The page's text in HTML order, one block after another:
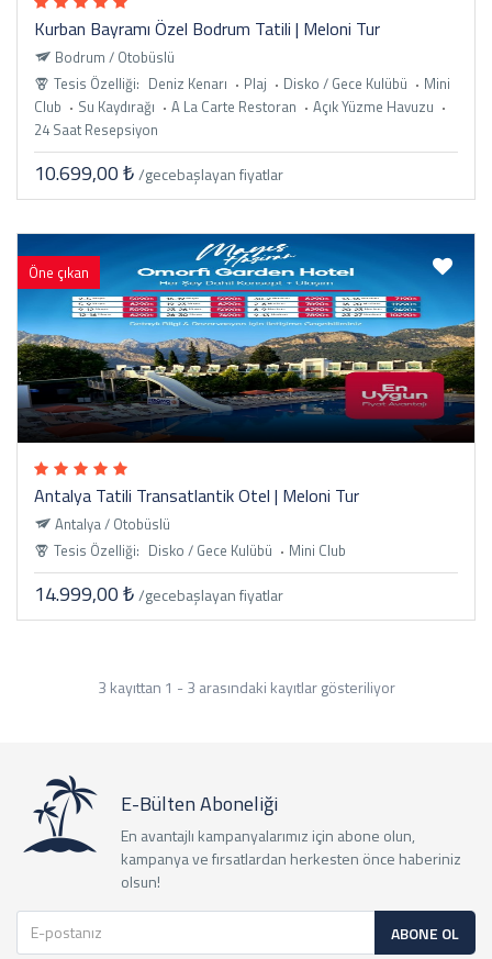
Kurban Bayramı Özel Bodrum Tatili | Meloni Tur
Tesis Özelliği: Deniz Kenarı Plaj Disko / Gece Kulübü
Mini
Club
Su Kaydırağı A La Carte Restoran
Açık Yüzme Havuzu
24 Saat Resepsiyon
Bodrum / Otobüslü
10.699,00 ₺/gecebaşlayan fiyatlar
Öne çıkan
Antalya Tatili Transatlantik Otel | Meloni Tur
Tesis Özelliği: Disko / Gece Kulübü Mini Club
Antalya / Otobüslü
14.999,00 ₺/gecebaşlayan fiyatlar
3 kayıttan 1 - 3 arasındaki kayıtlar gösteriliyor
E-Bülten Aboneliği
En avantajlı kampanyalarımız için abone olun,
kampanya ve fırsatlardan herkesten önce haberiniz
olsun!
ABONE OL